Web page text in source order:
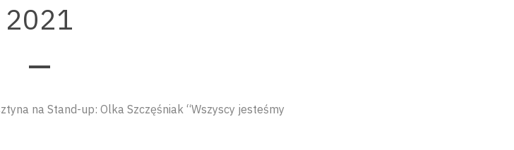
2021
na Stand-up: Olka Szczęśniak “Wszyscy jesteśmy